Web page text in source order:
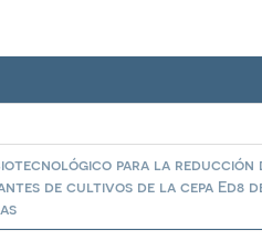
para la reducción
de cultivos de la cepa Ed8